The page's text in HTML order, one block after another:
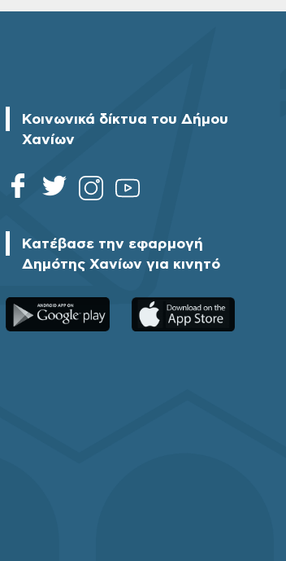
Κοινωνικά δίκτυα του Δήμου
Χανίων
Κατέβασε την εφαρμογή
Δημότης Χανίων για κινητό